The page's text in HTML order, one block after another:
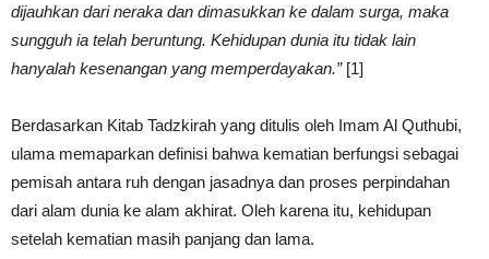
dijauhkan dari neraka dan dimasukkan ke dalam surga, maka
sungguh ia telah beruntung. Kehidupan dunia itu tidak lain
hanyalah kesenangan yang memperdayakan.”[1]
Berdasarkan Kitab Tadzkirah yang ditulis oleh Imam Al Quthubi,
ulama memaparkan definisi bahwa kematian berfungsi sebagai
pemisah antara ruh dengan jasadnya dan proses perpindahan
dari alam dunia ke alam akhirat. Oleh karena itu, kehidupan
setelah kematian masih panjang dan lama.